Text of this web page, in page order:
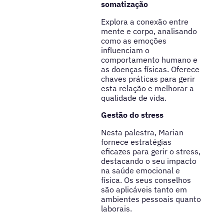
somatização
Explora a conexão entre
mente e corpo, analisando
como as emoções
influenciam o
comportamento humano e
as doenças físicas. Oferece
chaves práticas para gerir
esta relação e melhorar a
qualidade de vida.
Gestão do stress
Nesta palestra, Marian
fornece estratégias
eficazes para gerir o stress,
destacando o seu impacto
na saúde emocional e
física. Os seus conselhos
são aplicáveis tanto em
ambientes pessoais quanto
laborais.